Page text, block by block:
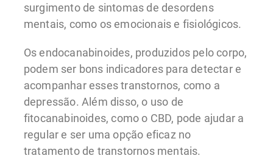
surgimento de sintomas de desordens
mentais, como os emocionais e fisiológicos.
Os endocanabinoides, produzidos pelo corpo,
podem ser bons indicadores para detectar e
acompanhar esses transtornos, como a
depressão. Além disso, o uso de
fitocanabinoides, como o CBD, pode ajudar a
regular e ser uma opção eficaz no
tratamento de transtornos mentais.